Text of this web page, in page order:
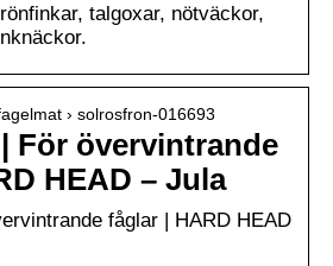
talgoxar, nötväckor,
› solrosfron-016693
För övervintrande
HEAD – Jula
fåglar | HARD HEAD